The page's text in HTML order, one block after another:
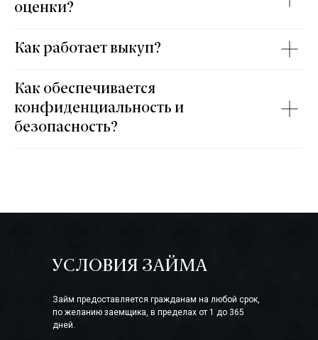
оценки?
Как работает выкуп?
Как обеспечивается
конфиденциальность и
безопасность?
УСЛОВИЯ ЗАЙМА
Займ предоставляется гражданам на любой срок,
по желанию заемщика, в пределах от 1 до 365
дней.